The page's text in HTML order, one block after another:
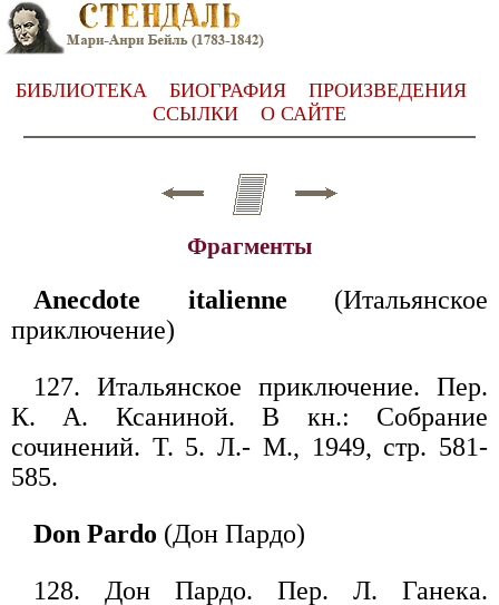
БИБЛИОТЕКА БИОГРАФИЯ
ПРОИЗВЕДЕНИЯ
ССЫЛКИ
О САЙТЕ
Фрагменты
Anecdote italienne (Итальянское
приключение)
127. Итальянское приключение. Пер.
К. А. Ксаниной. В кн.: Собрание
сочинений. Т. 5. Л.- М., 1949, стр. 581-
585.
Don Pardo (Дон Пардо)
128. Дон Пардо. Пер. Л. Ганека.